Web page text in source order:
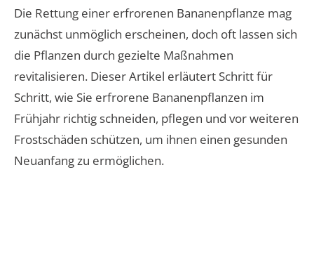
Die Rettung einer erfrorenen Bananenpflanze mag
zunächst unmöglich erscheinen, doch oft lassen sich
die Pflanzen durch gezielte Maßnahmen
revitalisieren. Dieser Artikel erläutert Schritt für
Schritt, wie Sie erfrorene Bananenpflanzen im
Frühjahr richtig schneiden, pflegen und vor weiteren
Frostschäden schützen, um ihnen einen gesunden
Neuanfang zu ermöglichen.